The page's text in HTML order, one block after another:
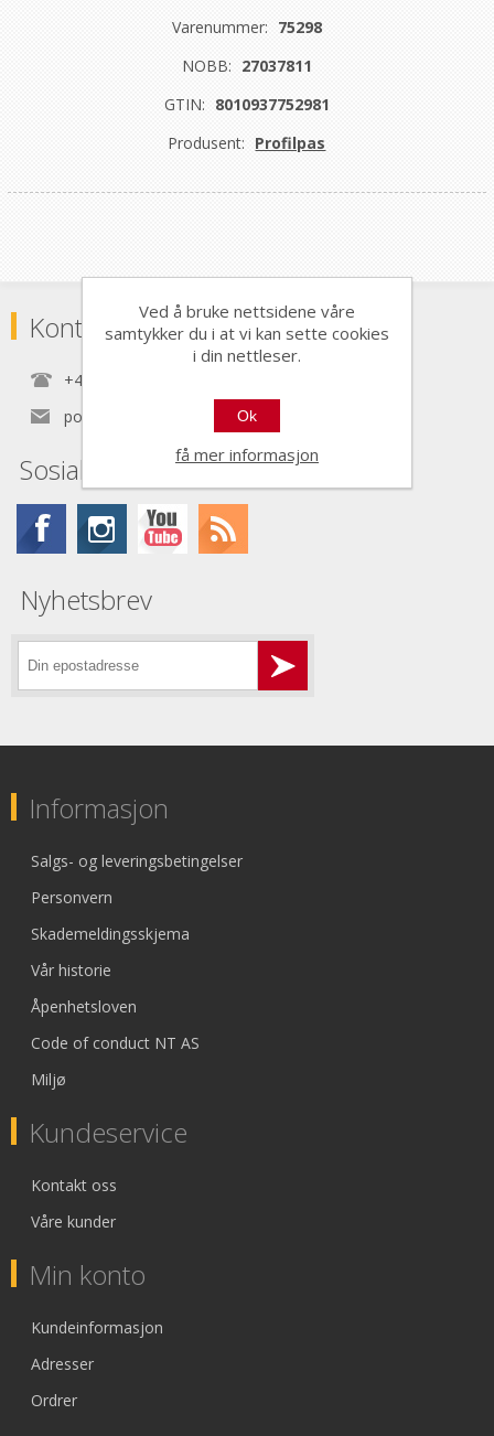
Varenummer: 75298
NOBB: 27037811
GTIN: 8010937752981
Produsent: Profilpas
Kontaktinformasjon
+47 22 30 40 70
post@nordictools.no
Sosiale medier
Nyhetsbrev
Informasjon
Salgs- og leveringsbetingelser
Personvern
Skademeldingsskjema
Vår historie
Åpenhetsloven
Code of conduct NT AS
Miljø
Kundeservice
Kontakt oss
Våre kunder
Min konto
Kundeinformasjon
Adresser
Ordrer
Ved å bruke nettsidene våre
samtykker du i at vi kan sette cookies
i din nettleser.
Ok
få mer informasjon